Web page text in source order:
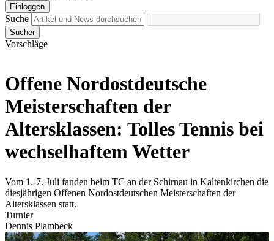
Einloggen
Suche
Sucher
Vorschläge
Offene Nordostdeutsche
Meisterschaften der
Altersklassen: Tolles Tennis bei
wechselhaftem Wetter
Vom 1.-7. Juli fanden beim TC an der Schirnau in Kaltenkirchen die
diesjährigen Offenen Nordostdeutschen Meisterschaften der
Altersklassen statt.
Turnier
Dennis Plambeck